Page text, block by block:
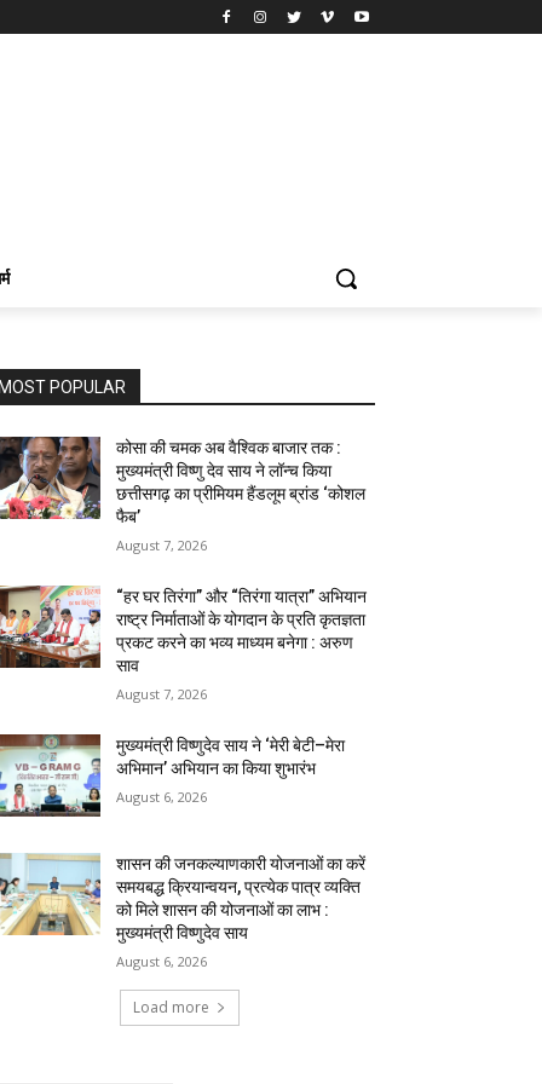
POPULAR
कोसा की चमक अब वैश्विक बाजार तक :
मुख्यमंत्री विष्णु देव साय ने लॉन्च किया
छत्तीसगढ़ का प्रीमियम हैंडलूम ब्रांड ‘कोशल
फैब’
August 7, 2026
“हर घर तिरंगा” और “तिरंगा यात्रा” अभियान
राष्ट्र निर्माताओं के योगदान के प्रति कृतज्ञता
प्रकट करने का भव्य माध्यम बनेगा : अरुण
साव
August 7, 2026
मुख्यमंत्री विष्णुदेव साय ने ‘मेरी बेटी–मेरा
अभिमान’ अभियान का किया शुभारंभ
August 6, 2026
शासन की जनकल्याणकारी योजनाओं का करें
समयबद्ध क्रियान्वयन, प्रत्येक पात्र व्यक्ति
को मिले शासन की योजनाओं का लाभ :
मुख्यमंत्री विष्णुदेव साय
August 6, 2026
Load more